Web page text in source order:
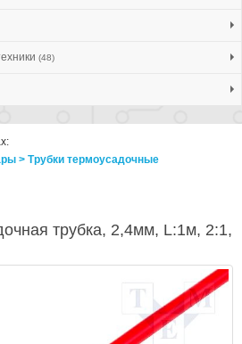
(48)
> Трубки термоусадочные
трубка, 2,4мм, L:1м, 2:1,